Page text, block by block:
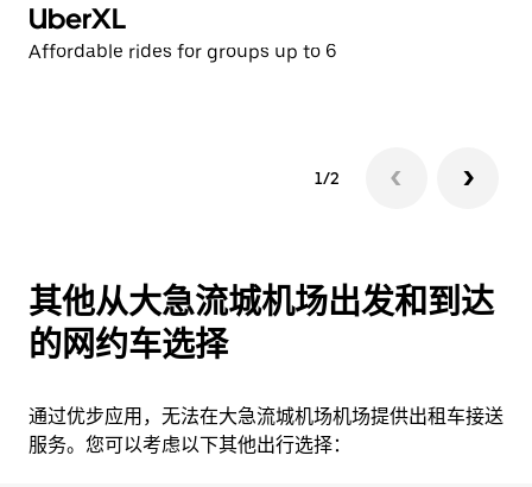
UberXL
Affordable rides for groups up to 6
1/2
其他从大急流城机场出发和到达
的网约车选择
通过优步应用，无法在大急流城机场机场提供出租车接送
服务。您可以考虑以下其他出行选择：